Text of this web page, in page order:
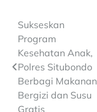
Post
navigation
Sukseskan
Program
Kesehatan Anak,
Polres Situbondo
Berbagi Makanan
Bergizi dan Susu
Gratis